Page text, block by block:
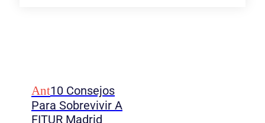
Ant10 Consejos
Para Sobrevivir A
FITUR Madrid